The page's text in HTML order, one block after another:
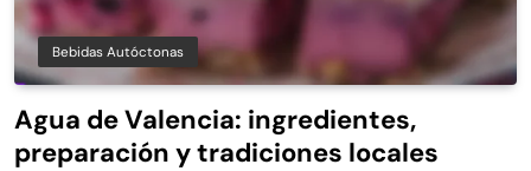
Bebidas Autóctonas
Agua de Valencia: ingredientes,
preparación y tradiciones locales